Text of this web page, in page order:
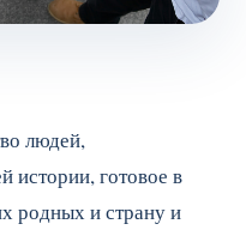
людей,
истории, готовое в
родных и страну и